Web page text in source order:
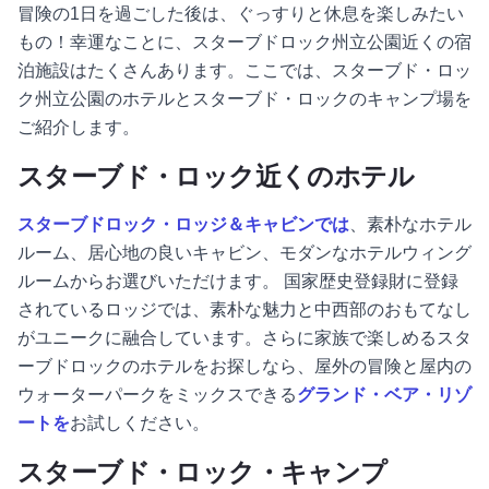
冒険の1日を過ごした後は、ぐっすりと休息を楽しみたい
もの！幸運なことに、スターブドロック州立公園近くの宿
泊施設はたくさんあります。ここでは、スターブド・ロッ
ク州立公園のホテルとスターブド・ロックのキャンプ場を
ご紹介します。
スターブド・ロック近くのホテル
スターブドロック・ロッジ＆キャビンでは、素朴なホテル
ルーム、居心地の良いキャビン、モダンなホテルウィング
ルームからお選びいただけます。
国家歴史登録財に登録
されているロッジでは、素朴な魅力と中西部のおもてなし
がユニークに融合しています。さらに家族で楽しめるスタ
ーブドロックのホテルをお探しなら、屋外の冒険と屋内の
ウォーターパークをミックスできるグランド・ベア・リゾ
ートをお試しください。
スターブド・ロック・キャンプ